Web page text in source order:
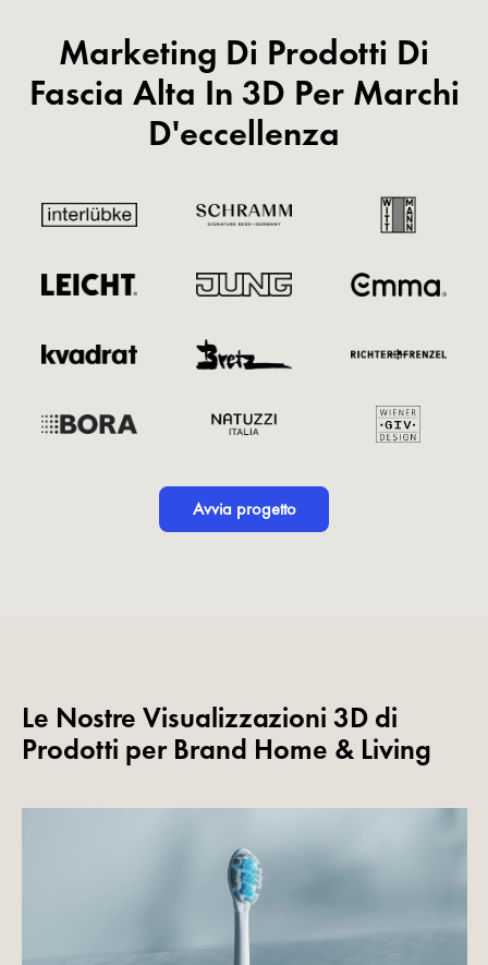
Marketing Di Prodotti Di
Fascia Alta In 3D Per Marchi
D'eccellenza
Avvia progetto
Le Nostre Visualizzazioni 3D di
Prodotti per Brand Home & Living